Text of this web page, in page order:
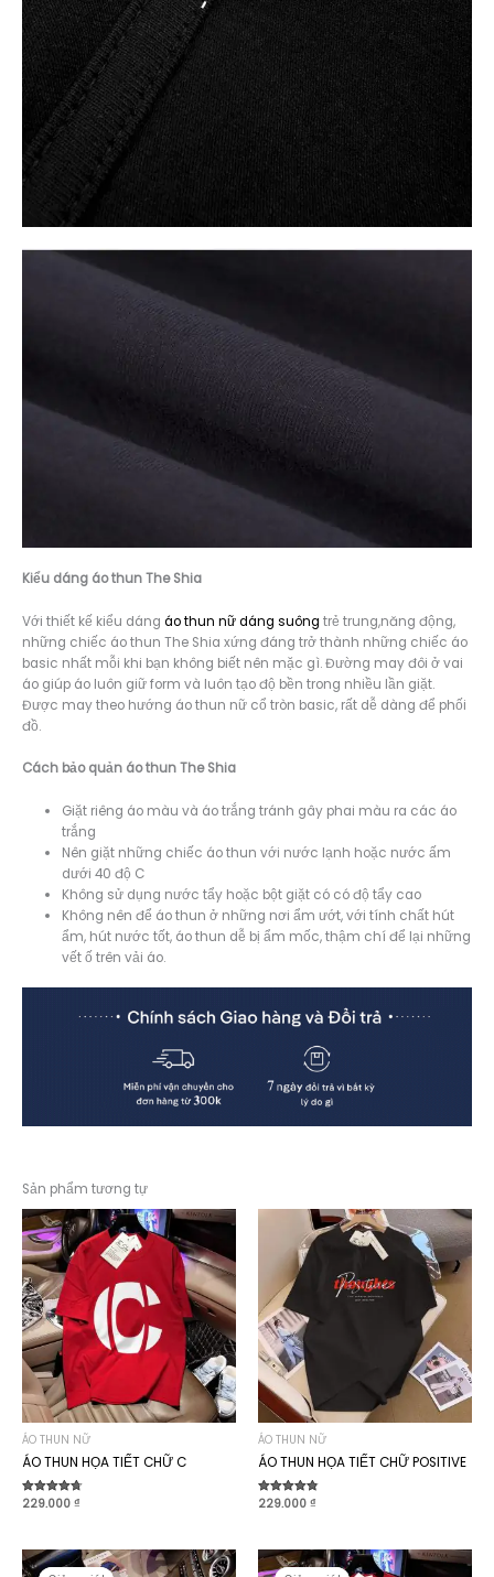
Kiểu dáng áo thun The Shia
Với thiết kế kiểu dáng áo thun nữ dáng suông trẻ trung,năng động,
những chiếc áo thun The Shia xứng đáng trở thành những chiếc áo
basic nhất mỗi khi bạn không biết nên mặc gì. Đường may đôi ở vai
áo giúp áo luôn giữ form và luôn tạo độ bền trong nhiều lần giặt.
Được may theo hướng áo thun nữ cổ tròn basic, rất dễ dàng để phối
đồ.
Cách bảo quản áo thun The Shia
Giặt riêng áo màu và áo trắng tránh gây phai màu ra các áo
trắng
Nên giặt những chiếc áo thun với nước lạnh hoặc nước ấm
dưới 40 độ C
Không sử dụng nước tẩy hoặc bột giặt có có độ tẩy cao
Không nên để áo thun ở những nơi ẩm ướt, với tính chất hút
ẩm, hút nước tốt, áo thun dễ bị ẩm mốc, thậm chí để lại những
vết ố trên vải áo.
Sản phẩm tương tự
ÁO THUN NỮ
ÁO THUN HỌA TIẾT CHỮ C
Được xếp
229.000 ₫
ÁO THUN NỮ
ÁO THUN HỌA TIẾT CHỮ POSITIVE
Được xếp
229.000 ₫